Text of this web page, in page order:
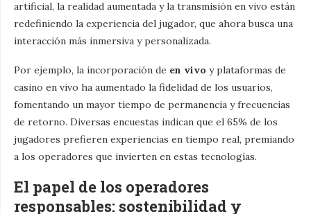
artificial, la realidad aumentada y la transmisión en vivo están
redefiniendo la experiencia del jugador, que ahora busca una
interacción más inmersiva y personalizada.
Por ejemplo, la incorporación de en vivo y plataformas de
casino en vivo ha aumentado la fidelidad de los usuarios,
fomentando un mayor tiempo de permanencia y frecuencias
de retorno. Diversas encuestas indican que el 65% de los
jugadores prefieren experiencias en tiempo real, premiando
a los operadores que invierten en estas tecnologías.
El papel de los operadores
responsables: sostenibilidad y